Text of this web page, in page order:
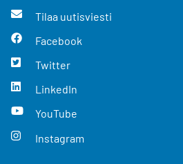
Tilaa uutisviesti
Facebook
Twitter
LinkedIn
YouTube
Instagram